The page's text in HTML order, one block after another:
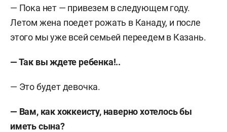
— Пока нет — привезем в следующем году.
Летом жена поедет рожать в Канаду, и после
этого мы уже всей семьей переедем в Казань.
— Так вы ждете ребенка!..
— Это будет девочка.
— Вам, как хоккеисту, наверно хотелось бы
иметь сына?